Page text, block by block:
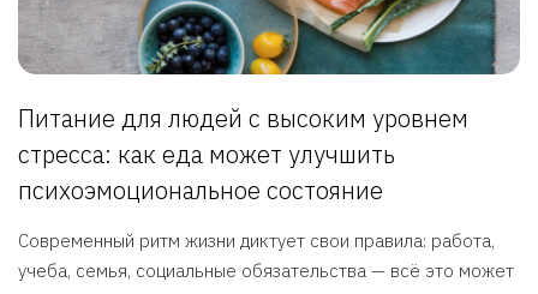
Питание для людей с высоким уровнем
стресса: как еда может улучшить
психоэмоциональное состояние
Современный ритм жизни диктует свои правила: работа,
учеба, семья, социальные обязательства — всё это может